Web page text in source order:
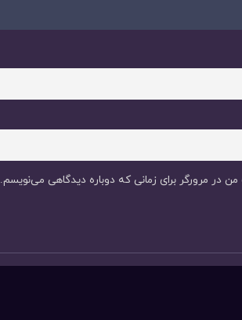
در مرورگر برای زمانی که دوباره دیدگاهی می‌نویسم.